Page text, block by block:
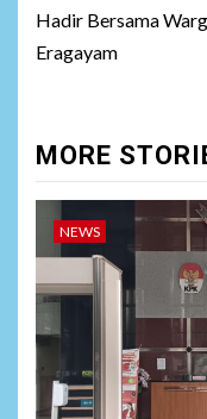
Hadir Bersama
Eragayam
MORE
NEWS